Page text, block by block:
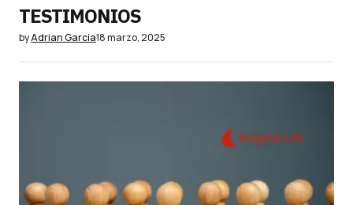
TESTIMONIOS
byAdrian Garcia18 marzo, 2025